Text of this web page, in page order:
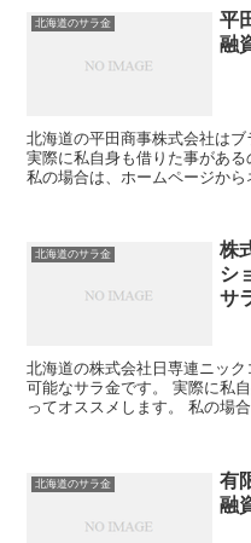
北海道のサラ金
平
融
北海道の平田商事株式会社はブ
実際に私自身も借りた事がある
私の場合は、ホームページか
北海道のサラ金
株
シ
サ
北海道の株式会社日専連ニッ
可能なサラ金です。 実際に私
ってオススメします。 私の場
北海道のサラ金
有
融